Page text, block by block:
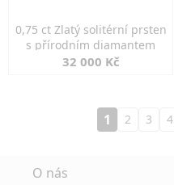
0,75 ct Zlatý solitérní prsten
s přírodním diamantem
32 000 Kč
1 2 3 4
O nás